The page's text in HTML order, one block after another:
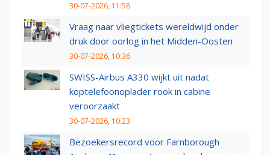
30-07-2026, 11:58
Vraag naar vliegtickets wereldwijd onder
druk door oorlog in het Midden-Oosten
30-07-2026, 10:36
SWISS-Airbus A330 wijkt uit nadat
koptelefoonoplader rook in cabine
veroorzaakt
30-07-2026, 10:23
Bezoekersrecord voor Farnborough